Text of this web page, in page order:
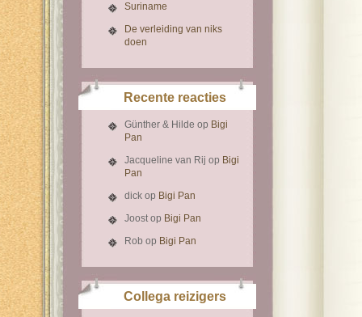
Suriname
De verleiding van niks
doen
Recente reacties
Günther & Hilde op Bigi
Pan
Jacqueline van Rij op Bigi
Pan
dick op Bigi Pan
Joostop Bigi Pan
Rob op Bigi Pan
Collega reizigers